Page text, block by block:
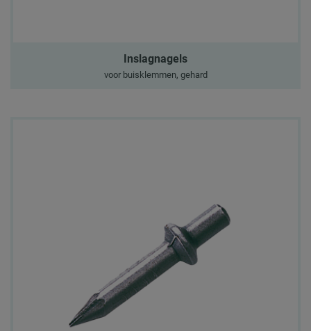
Inslagnagels
voor buisklemmen, gehard